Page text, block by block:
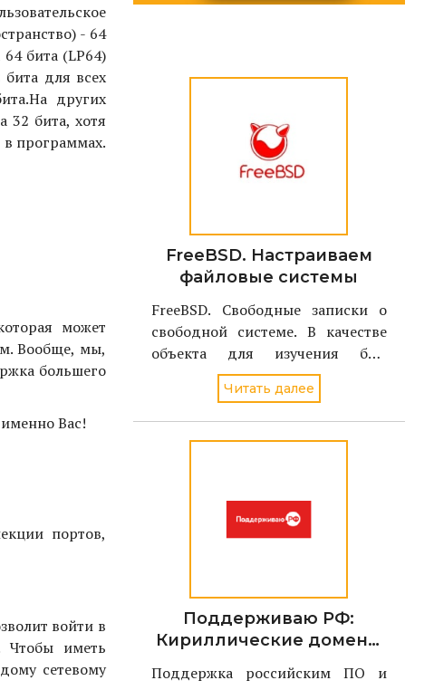
- 64
бита (LP64)
для всех
На других
32 бита, хотя
программах.
может
Вообще, мы,
большего
Вас!
портов,
войти в
Чтобы иметь
сетевому
FreeBSD. Настраиваем
файловые системы
FreeBSD. Свободные записки о
свободной системе. В качестве
объекта для изучения был
избран однодисковый вариант
FreeBSD стабильной версии - 4.2
Читать далее
Поддерживаю РФ:
Кириллические домены
поддерживаться в
Поддержка российским ПО и